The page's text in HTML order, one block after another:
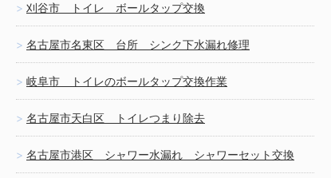
刈谷市 トイレ ボールタップ交換
名古屋市名東区 台所 シンク下水漏れ修理
岐阜市 トイレのボールタップ交換作業
名古屋市天白区 トイレつまり除去
名古屋市港区 シャワー水漏れ シャワーセット交換